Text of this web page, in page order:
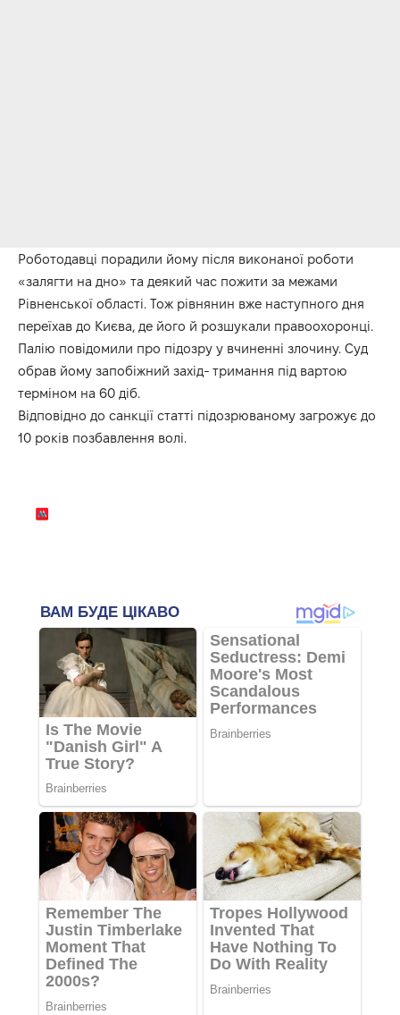
Роботодавці порадили йому після виконаної роботи
«залягти на дно» та деякий час пожити за межами
Рівненської області. Тож рівнянин вже наступного дня
переїхав до Києва, де його й розшукали правоохоронці.
Палію повідомили про підозру у вчиненні злочину. Суд
обрав йому запобіжний захід- тримання під вартою
терміном на 60 діб.
Відповідно до санкції статті підозрюваному загрожує до
10 років позбавлення волі.